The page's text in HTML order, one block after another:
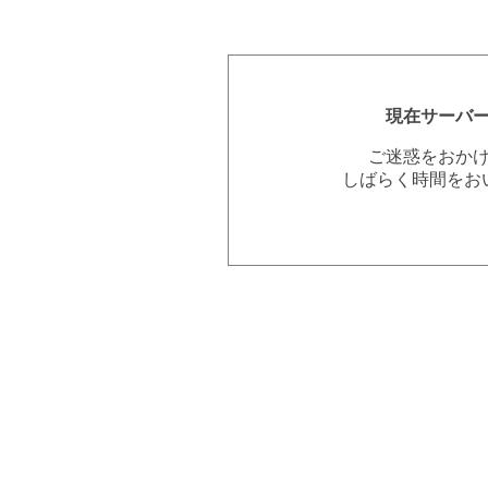
現在サーバ
ご迷惑をおか
しばらく時間を